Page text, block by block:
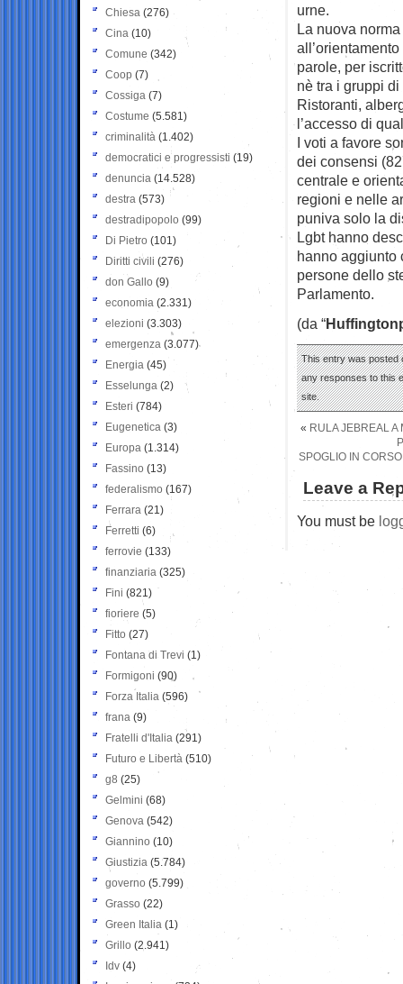
urne.
La nuova
parole, per
nè tra i gruppi
Ristoranti,
l’accesso di
I voti a favore
dei consensi
centrale e
regioni e nelle
puniva solo la
Lgbt hanno
hanno aggiunto
persone dello
Parlamento.
(da “
This entry was posted
any responses to this
site.
« RULA JEBREAL A
SPOGLIO IN
Leave a
You must be
Chiesa (276)
Cina (10)
Comune (342)
Coop (7)
Cossiga (7)
Costume (5.581)
criminalità (1.402)
democratici e progressisti (19)
denuncia (14.528)
destra (573)
destradipopolo (99)
Di Pietro (101)
Diritti civili (276)
don Gallo (9)
economia (2.331)
elezioni (3.303)
emergenza (3.077)
Energia (45)
Esselunga (2)
Esteri (784)
Eugenetica (3)
Europa (1.314)
Fassino (13)
federalismo (167)
Ferrara (21)
Ferretti (6)
ferrovie (133)
finanziaria (325)
Fini (821)
fioriere (5)
Fitto (27)
Fontana di Trevi (1)
Formigoni (90)
Forza Italia (596)
frana (9)
Fratelli d'Italia (291)
Futuro e Libertà (510)
g8 (25)
Gelmini (68)
Genova (542)
Giannino (10)
Giustizia (5.784)
governo (5.799)
Grasso (22)
Green Italia (1)
Grillo (2.941)
Idv (4)